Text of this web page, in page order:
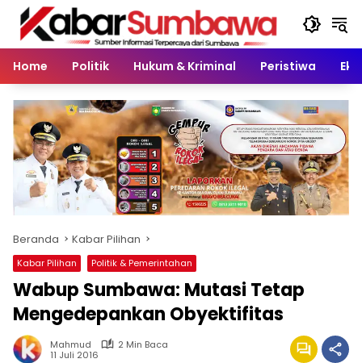
Langsung
konten
Home
Politik Hukum & Kriminal Peristiwa
Beranda Kabar Pilihan
Kabar Pilihan Politik & Pemerintahan
Wabup Sumbawa: Mutasi Tetap
Mengedepankan Obyektifitas
Mahmud
2 Min Baca
11 Juli 2016